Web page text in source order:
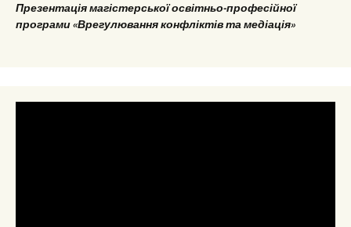
Презентація магістерської освітньо-професійної
програми «Врегулювання конфліктів та медіація»